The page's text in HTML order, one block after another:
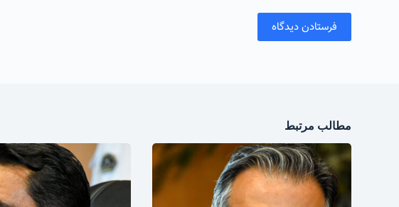
فرستادن دیدگاه
مطالب مرتبط